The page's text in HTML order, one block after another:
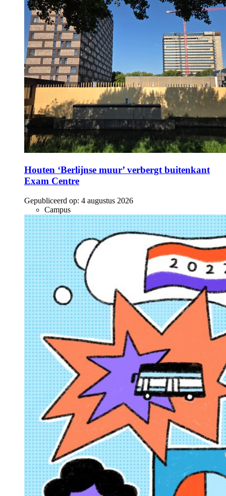
Houten ‘Berlijnse muur’ verbergt buitenkant
Exam Centre
Gepubliceerd op: 4 augustus 2026
Campus